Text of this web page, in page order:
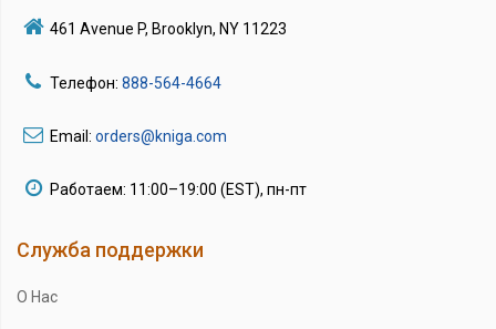
461 Avenue P, Brooklyn, NY 11223
Телефон: 888-564-4664
Email: orders@kniga.com
Работаем: 11:00–19:00 (EST), пн-пт
Служба поддержки
О Нас